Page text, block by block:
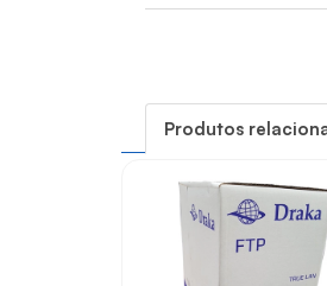
Quais os
• Facilita conexões e
• Apoia instalações,
• Ajuda na
• Permite identificar
• Indicado para
Produtos